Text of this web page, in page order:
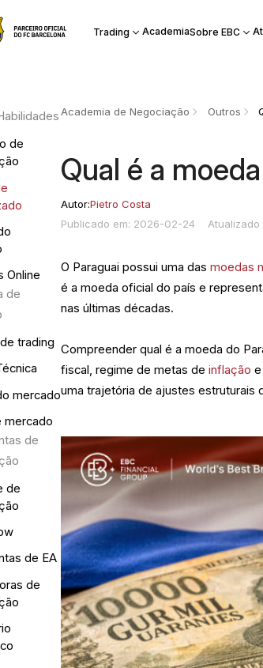
Trading AcademiaSobre EBC
de
Online
de
trading
mercado
mercado
de
de
de EA
de
Academia de Negociação Outros
Qual é a
Autor:Pietro Costa
Publicado em: 2026-02-24
O Paraguai possui uma dasmoedas
é a moeda oficial do país e
nas últimas décadas.
Compreender qual é a moeda do
fiscal, regime de metas deinflação
uma trajetória de ajustes estruturais